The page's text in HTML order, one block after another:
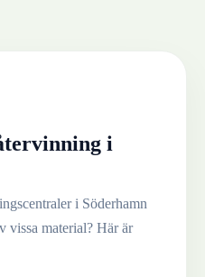
i
i Söderhamn
vissa material? Här är